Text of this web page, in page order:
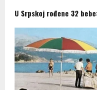
U Srpskoj rođene 32